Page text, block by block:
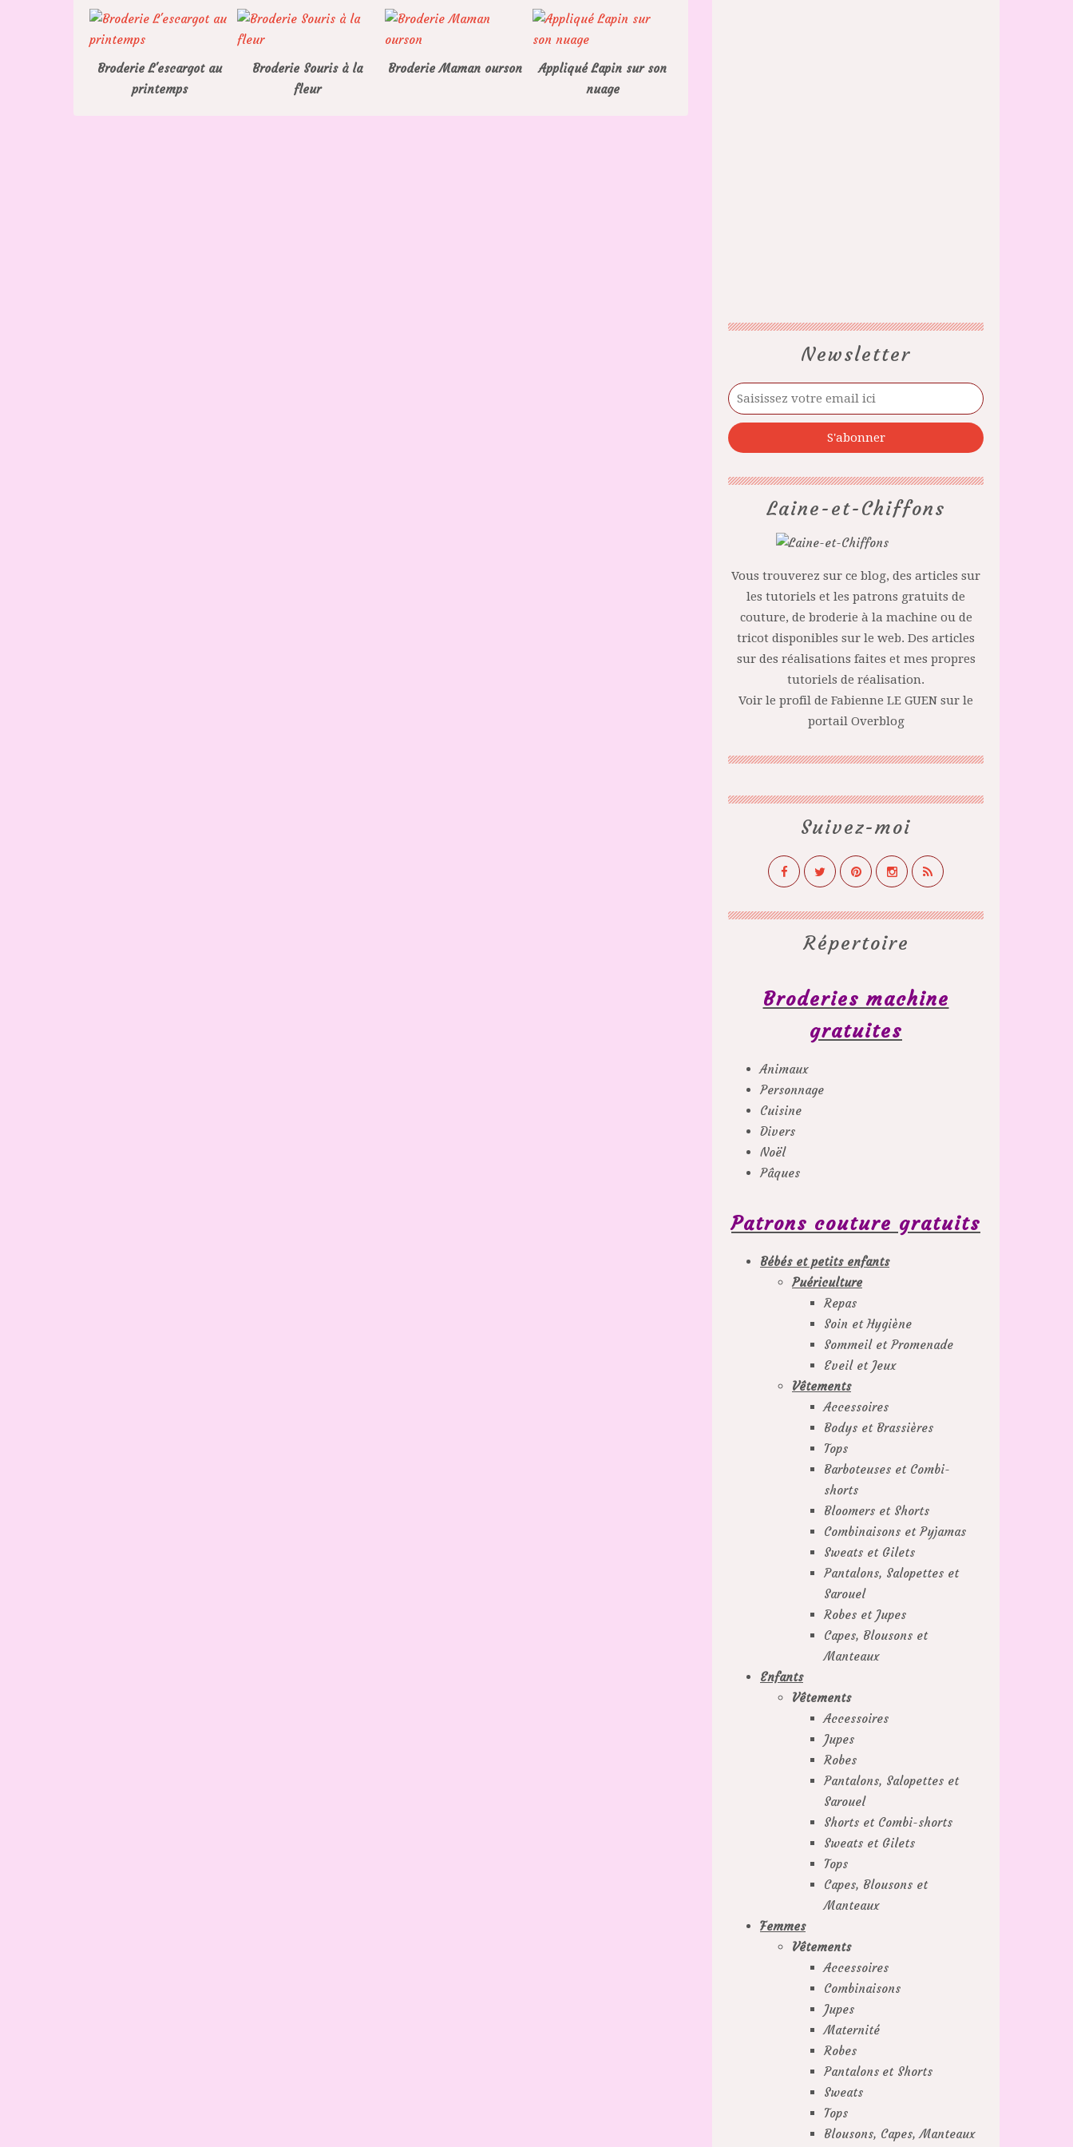
Broderie L'escargot au
printemps
Broderie Souris à la
fleur
Broderie Maman ourson
Appliqué Lapin sur son
nuage
Newsletter
Laine-et-Chiffons
Vous trouverez sur ce blog, des articles sur
les tutoriels et les patrons gratuits de
couture, de broderie à la machine ou de
tricot disponibles sur le web. Des articles
sur des réalisations faites et mes propres
tutoriels de réalisation.
Voir le profil de Fabienne LE GUEN sur le
portail Overblog
Suivez-moi
Répertoire
Broderies machine
gratuites
Animaux
Personnage
Cuisine
Divers
Noël
Pâques
Patrons couture gratuits
Bébés et petits enfants
Puériculture
Repas
Soin et Hygiène
Sommeil et Promenade
Eveil et Jeux
Vêtements
Accessoires
Bodys et Brassières
Tops
Barboteuses et Combi-
shorts
Bloomers et Shorts
Combinaisons et Pyjamas
Sweats et Gilets
Pantalons, Salopettes et
Sarouel
Robes et Jupes
Capes, Blousons et
Manteaux
Enfants
Vêtements
Accessoires
Jupes
Robes
Pantalons, Salopettes et
Sarouel
Shorts et Combi-shorts
Sweats et Gilets
Tops
Capes, Blousons et
Manteaux
Femmes
Vêtements
Accessoires
Combinaisons
Jupes
Maternité
Robes
Pantalons et Shorts
Sweats
Tops
Blousons, Capes, Manteaux